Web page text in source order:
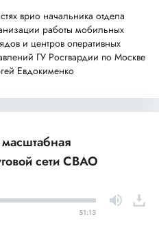
врио начальника отдела
работы мобильных
и центров оперативных
ГУ Росгвардии по Москве
Евдокименко
сети СВАО
51:13